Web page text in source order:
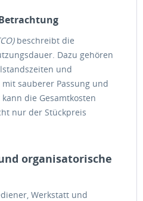
beschreibt die
Dazu gehören
und
sauberer Passung und
die Gesamtkosten
nur der Stückpreis
organisatorische
Werkstatt und